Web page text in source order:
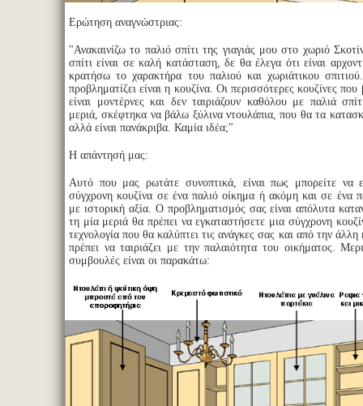
Ερώτηση αναγνώστριας:
"Ανακαινίζω το παλιό σπίτι της γιαγιάς μου στο χωριό
σπίτι είναι σε καλή κατάσταση, δε θα έλεγα ότι είναι
κρατήσω το χαρακτήρα του παλιού και χωριάτικου
προβληματίζει είναι η κουζίνα. Οι περισσότερες κουζίνες
είναι μοντέρνες και δεν ταιριάζουν καθόλου με παλιά
μεριά, σκέφτηκα να βάλω ξύλινα ντουλάπια, που θα τα
αλλά είναι πανάκριβα. Καμία ιδέα;"
Η απάντησή μας:
Αυτό που μας ρωτάτε συνοπτικά, είναι πως μπορείτε να
σύγχρονη κουζίνα σε ένα παλιό οίκημα ή ακόμη και σε ένα
με ιστορική αξία. Ο προβληματισμός σας είναι απόλυτα
τη μία μεριά θα πρέπει να εγκαταστήσετε μια σύγχρονη
τεχνολογία που θα καλύπτει τις ανάγκες σας και από την άλλη
πρέπει να ταιριάζει με την παλαιότητα του οικήματος.
συμβουλές είναι οι παρακάτω: